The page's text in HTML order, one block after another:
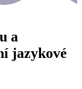
a
jazykové